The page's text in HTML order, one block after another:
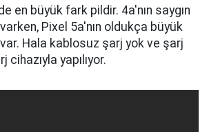
en büyük fark pildir. 4a'nın saygın
Pixel 5a'nın oldukça büyük
Hala kablosuz şarj yok ve şarj
cihazıyla yapılıyor.